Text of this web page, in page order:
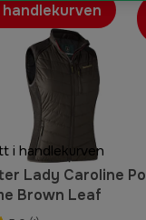
i handlekurven
Lady Caroline
Brown Leaf
handlekurven